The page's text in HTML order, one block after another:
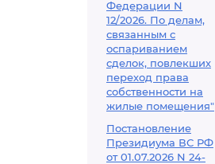
Федерации N
12/2026. По делам,
связанным с
оспариванием
сделок, повлекших
переход права
собственности на
жилые помещения"
Постановление
Президиума ВС РФ
от 01.07.2026 N 24-